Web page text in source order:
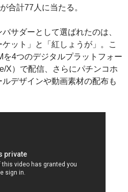
合計77人に当たる。
サダーとして選ばれたのは、
ット」と「紅しょうが」。こ
4つのデジタルプラットフォー
X）で配信、さらにパチンコホ
デザインや動画素材の配布も